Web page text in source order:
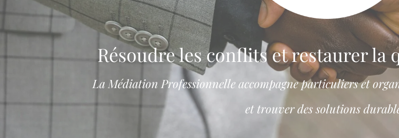
Résoudre les conflits et restaurer
La Médiation Professionnelle accompagne particuliers et
et trouver des solutions